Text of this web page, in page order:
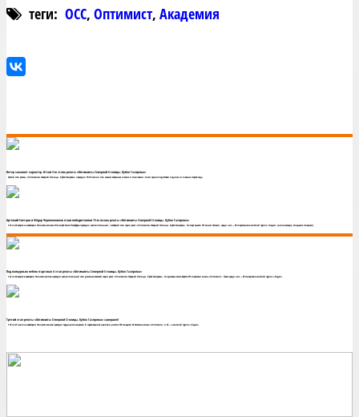
теги: ОСС, Оптимист, Академия
Ветер закаляет характер. Итоги 3-го этапа регаты «Оптимисты Северной Столицы. Кубок Газпрома»
Третий этап регаты «Оптимисты Северной Столицы. Кубок Газпрома» проходил 18-19 июля и стал самым ветреным в сезоне и ключевым с точки зрения подготовки к одним из главных стартов года.
Артемий Светцов и Фёдор Черноголовков стали победителями 13-го сезона регаты «Оптимисты Северной Столицы. Кубок Газпрома»
С 22 по 24 августа на акватории Финского залива в Яхт-клубе Санкт-Петербурга проходил заключительный, четвёртый этап серии регат «Оптимисты Северной Столицы. Кубок Газпрома». На старт вышел 191 юный яхтсмен, среди них — 69 спортсменов в зачётной группе «Кадет» (начинающие, младшие гонщики).
Под пасмурным небом стартовал 4 этап регаты «Оптимисты Северной Столицы. Кубок Газпрома»
С 22 по 24 августа в акватории Финского залива проходит заключительный этап детско-юношеской серии регат «Оптимисты Северной Столицы. Кубок Газпрома». За призовые места борется 191 спортсмен класса «Оптимист». Также среди них — 69 гонщиков в зачётной группе «Кадет».
Третий этап регаты «Оптимисты Северной Столицы. Кубок Газпрома» завершен!
С 18 по 21 июля на акватории Финского залива проходит традиционная регата. В соревнованиях приняли участие 154 гонщика: 92 яхтсмена класса «Оптимист» и 62 — в зачетной группе «Кадет».